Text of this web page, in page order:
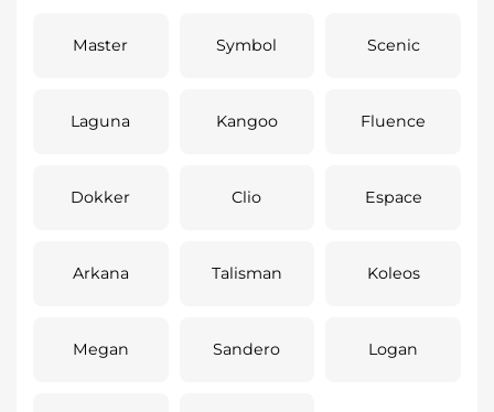
Master Symbol Scenic
Laguna Kangoo Fluence
Dokker Clio Espace
Arkana Talisman Koleos
Megan Sandero Logan